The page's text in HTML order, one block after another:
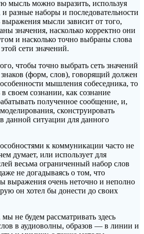
мысль можно выразить, используя
и разные наборы и последовательности
мысли зависит от того,
значения, насколько корректно они
и насколько точно выбраны слова
сети значений.
чтобы точно выбрать сеть значений
знаков (форм, слов), говорящий должен
мышления собеседника, то
своем сознании, как сознание
полученное сообщение, и,
сконструировать
данной ситуации для данного
к коммуникации часто не
думает, или использует для
весьма ограниченный набор слов
не догадываясь о том, что
выражения очень неточно и неполно
он хотел бы донести до своих
не будем рассматривать здесь
в аудиоволны, образов — в линии и